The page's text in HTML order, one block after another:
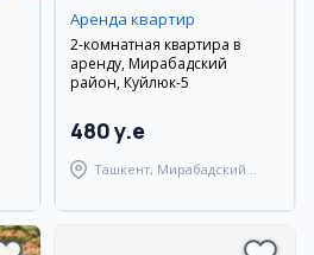
Аренда квартир
2-комнатная квартира в
аренду, Мирабадский
район, Куйлюк-5
480 y.e
Ташкент, Мирабадский